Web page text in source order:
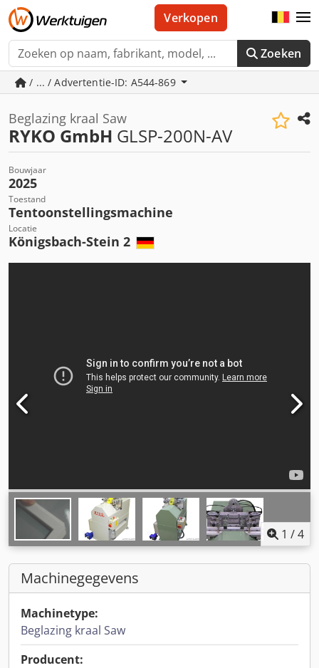
Zoeken
Verkopen
/ ... / Advertentie-ID: A544-869
Beglazing kraal Saw
RYKO GmbH GLSP-200N-AV
Bouwjaar
2025
Toestand
Tentoonstellingsmachine
Locatie
Königsbach-Stein 2
1 /4
Machinegegevens
Machinetype:
Beglazing kraal Saw
Producent: